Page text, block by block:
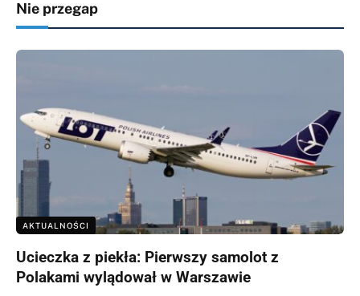
Nie przegap
AKTUALNOŚCI
Ucieczka z piekła: Pierwszy samolot z
Polakami wylądował w Warszawie